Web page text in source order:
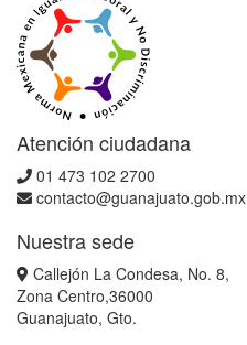
Atención ciudadana
01 473 102 2700
contacto@guanajuato.gob.mx
Nuestra sede
Callejón La Condesa, No. 8,
Zona Centro,36000
Guanajuato, Gto.